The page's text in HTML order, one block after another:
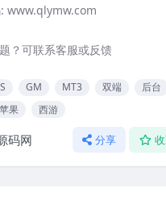
www.qlymw.com
？可联系客服或反馈
GM MT3 双端 后台
苹果 西游
码网 分享